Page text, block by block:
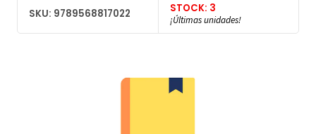
SKU: 9789568817022 STOCK: 3
¡Últimas unidades!